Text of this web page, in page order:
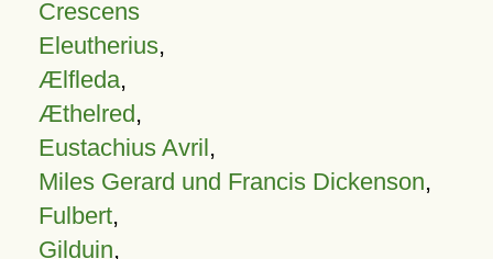
Crescens
Eleutherius,
Ælfleda,
Æthelred,
Eustachius Avril,
Miles Gerard und Francis Dickenson,
Fulbert,
Gilduin,